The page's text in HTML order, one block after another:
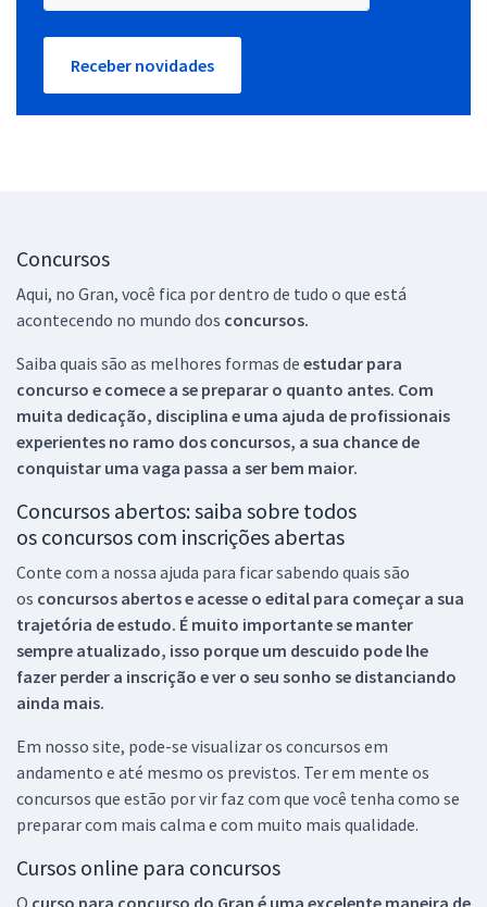
Receber novidades
Concursos
Aqui, no Gran, você fica por dentro de tudo o que está
acontecendo no mundo dos concursos.
Saiba quais são as melhores formas de estudar para
concurso e comece a se preparar o quanto antes. Com
muita dedicação, disciplina e uma ajuda de profissionais
experientes no ramo dos concursos, a sua chance de
conquistar uma vaga passa a ser bem maior.
Concursos abertos: saiba sobre todos
os concursos com inscrições abertas
Conte com a nossa ajuda para ficar sabendo quais são
os concursos abertos e acesse o edital para começar a sua
trajetória de estudo. É muito importante se manter
sempre atualizado, isso porque um descuido pode lhe
fazer perder a inscrição e ver o seu sonho se distanciando
ainda mais.
Em nosso site, pode-se visualizar os concursos em
andamento e até mesmo os previstos. Ter em mente os
concursos que estão por vir faz com que você tenha como se
preparar com mais calma e com muito mais qualidade.
Cursos online para concursos
O curso para concurso do Gran é uma excelente maneira de